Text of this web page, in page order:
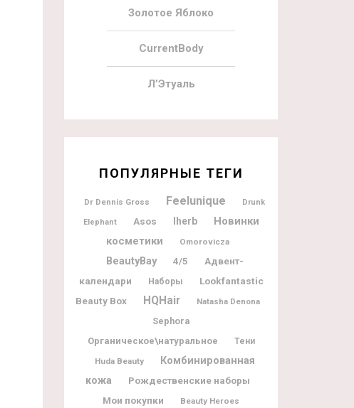
Золотое Яблоко
CurrentBody
Л’Этуаль
ПОПУЛЯРНЫЕ ТЕГИ
Dr Dennis Gross Feelunique Drunk
Elephant Asos Iherb
Новинки
косметики
Omorovicza
BeautyBay 4/5
Адвент-
календари
Наборы
Lookfantastic
Beauty Box
HQHair Natasha Denona
Sephora
Органическое\натуральное
Тени
Huda Beauty
Комбинированная
кожа
Рождественские наборы
Мои покупки
Beauty Heroes